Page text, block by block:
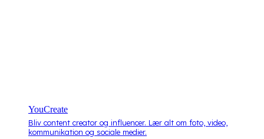
YouCreate
Bliv content creator og influencer. Lær alt om foto, video,
kommunikation og sociale medier.